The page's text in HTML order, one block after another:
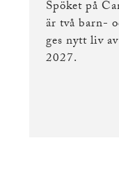
Spöket på
är två barn-
ges nytt liv
2027.